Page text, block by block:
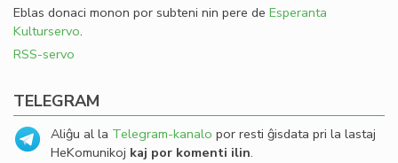
Eblas donaci monon por subteni nin pere de Esperanta
Kulturservo.
RSS-servo
TELEGRAM
Aliĝu al la Telegram-kanalo por resti ĝisdata pri la lastaj
HeKomunikoj kaj por komenti ilin.